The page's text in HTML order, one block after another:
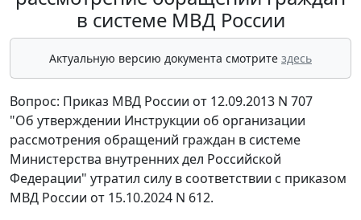
в системе МВД России
Актуальную версию документа смотрите здесь
Вопрос: Приказ МВД России от 12.09.2013 N 707
"Об утверждении Инструкции об организации
рассмотрения обращений граждан в системе
Министерства внутренних дел Российской
Федерации" утратил силу в соответствии с приказом
МВД России от 15.10.2024 N 612.